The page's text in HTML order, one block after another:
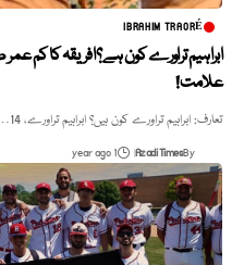
IBRAHIM TRAORÉ
ابراہیم تراورے کون ہے؟ افریقہ کا کم
علامت!
تعارف: ابراہیم تراورے کون ہیں؟ ابراہیم تراورے، 14…
By
Azadi Times
1 year ago